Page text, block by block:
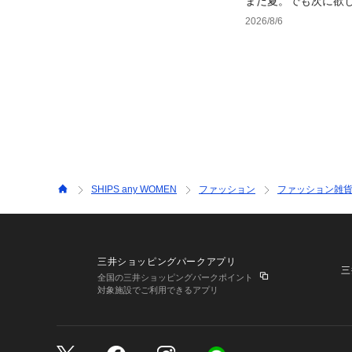
2026/8/6
SHIPS any WOMEN ファッション ファッション雑貨
三井ショッピングパークアプリ
全国の三井ショッピングパークポイント
対象施設でご利用できるアプリ